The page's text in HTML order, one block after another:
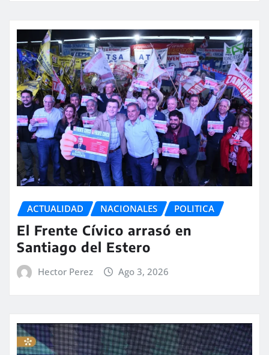
ACTUALIDAD NACIONALES POLITICA
El Frente Cívico arrasó en
Santiago del Estero
Hector Perez Ago 3, 2026